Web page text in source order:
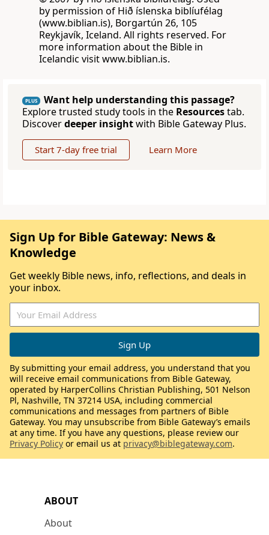
by permission of Hið íslenska biblíufélag
(www.biblian.is), Borgartún 26, 105
Reykjavík, Iceland. All rights reserved. For
more information about the Bible in
Icelandic visit www.biblian.is.
PLUS
Want help understanding this passage?
Explore trusted study tools in the Resourcestab.
Discoverdeeper insightwith Bible Gateway Plus.
Start 7-day free trial Learn More
ABOUT
About
Sign Up for Bible Gateway: News &
Knowledge
Get weekly Bible news, info, reflections, and deals in
your inbox.
By submitting your email address, you understand that you
will receive email communications from Bible Gateway,
operated by HarperCollins Christian Publishing, 501 Nelson
Pl, Nashville, TN 37214 USA, including commercial
communications and messages from partners of Bible
Gateway. You may unsubscribe from Bible Gateway’s emails
at any time. If you have any questions, please review our
Privacy Policy or email us at privacy@biblegateway.com.